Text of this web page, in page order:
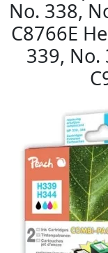
No. 338,
C8766E
339, No.